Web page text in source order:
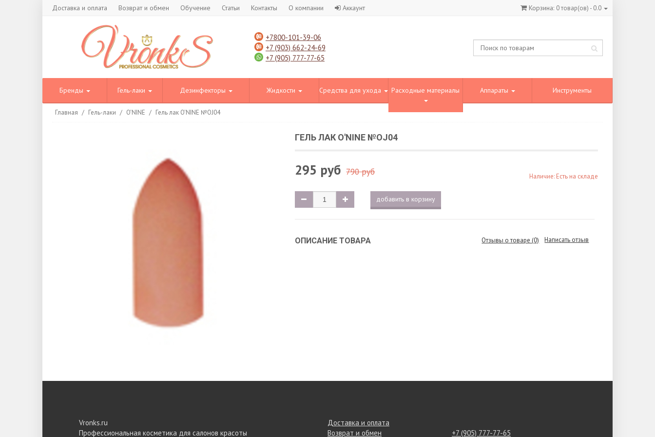
Доставка и оплата Возврат и обмен Обучение Статьи Контакты О компании Корзина: 0товар(ов) - 0.0
Аккаунт
+7800-101-39-06
+7 (903) 662-24-69
+7 (905) 777-77-65
Бренды Гель-лаки Дезинфекторы Жидкости Средства для ухода Расходные материалы Аппараты Инструменты
Главная / Гель-лаки / O'NINE / Гель лак O'NINE №OJ04
ГЕЛЬ ЛАК O'NINE №OJ04
295 руб 790 руб Наличие: Есть на складе
добавить в корзину
ОПИСАНИЕ ТОВАРА Отзывы о товаре (0) Написать отзыв
Vronks.ru
Профессиональная косметика для салонов красоты
Доставка и оплата
Возврат и обмен
+7 (905) 777-77-65